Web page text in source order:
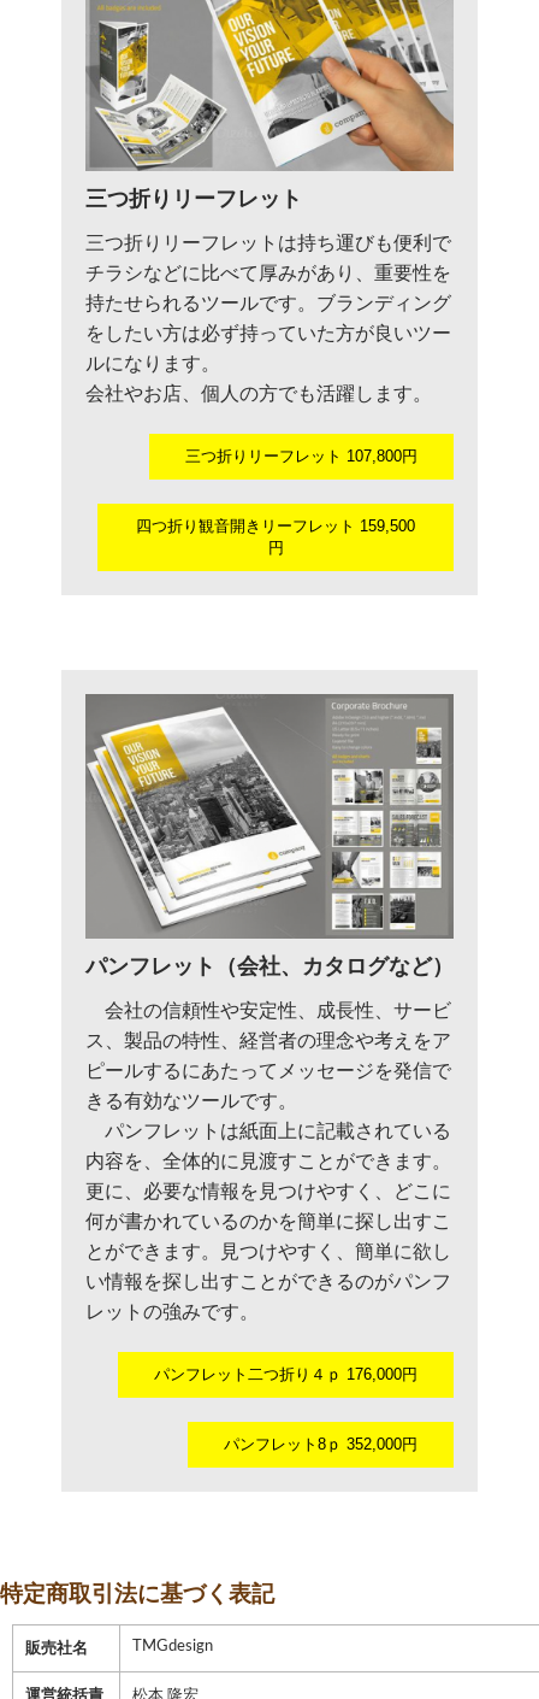
三つ折りリーフレット
三つ折りリーフレットは持ち運びも便利で
チラシなどに比べて厚みがあり、重要性を
持たせられるツールです。ブランディング
をしたい方は必ず持っていた方が良いツー
ルになります。
会社やお店、個人の方でも活躍します。
三つ折りリーフレット 107,800円
四つ折り観音開きリーフレット 159,500
円
パンフレット（会社、カタログなど）
会社の信頼性や安定性、成長性、サービ
ス、製品の特性、経営者の理念や考えをア
ピールするにあたってメッセージを発信で
きる有効なツールです。
パンフレットは紙面上に記載されている
内容を、全体的に見渡すことができます。
更に、必要な情報を見つけやすく、どこに
何が書かれているのかを簡単に探し出すこ
とができます。見つけやすく、簡単に欲し
い情報を探し出すことができるのがパンフ
レットの強みです。
パンフレット二つ折り４ｐ 176,000円
パンフレット8ｐ 352,000円
特定商取引法に基づく表記
販売社名 TMGdesign